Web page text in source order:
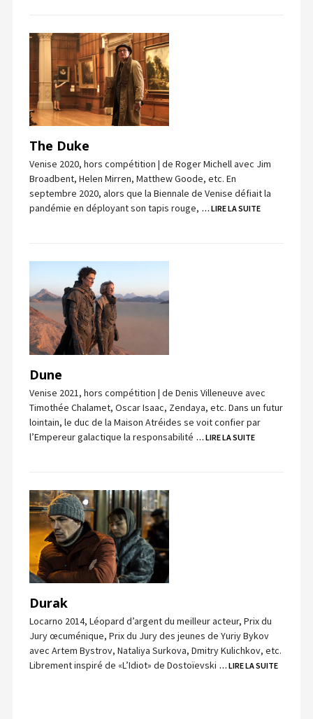
The Duke
Venise 2020, hors compétition | de Roger Michell avec Jim
Broadbent, Helen Mirren, Matthew Goode, etc. En
septembre 2020, alors que la Biennale de Venise défiait la
pandémie en déployant son tapis rouge, … LIRE LA SUITE
Dune
Venise 2021, hors compétition | de Denis Villeneuve avec
Timothée Chalamet, Oscar Isaac, Zendaya, etc. Dans un futur
lointain, le duc de la Maison Atréides se voit confier par
l’Empereur galactique la responsabilité … LIRE LA SUITE
Durak
Locarno 2014, Léopard d’argent du meilleur acteur, Prix du
Jury œcuménique, Prix du Jury des jeunes de Yuriy Bykov
avec Artem Bystrov, Nataliya Surkova, Dmitry Kulichkov, etc.
Librement inspiré de «L’Idiot» de Dostoïevski … LIRE LA SUITE